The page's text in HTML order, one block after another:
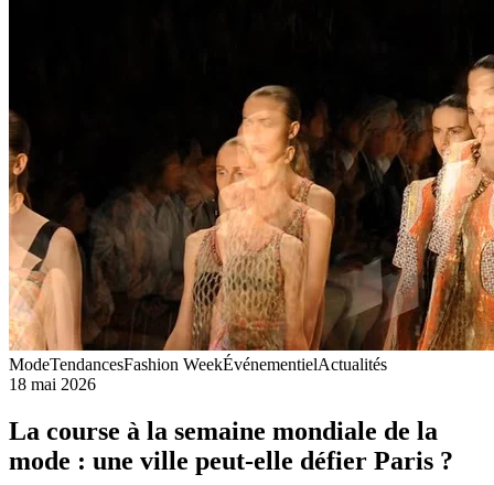
ModeTendancesFashion WeekÉvénementielActualités
18 mai 2026
La course à la semaine mondiale de la
mode : une ville peut-elle défier Paris ?